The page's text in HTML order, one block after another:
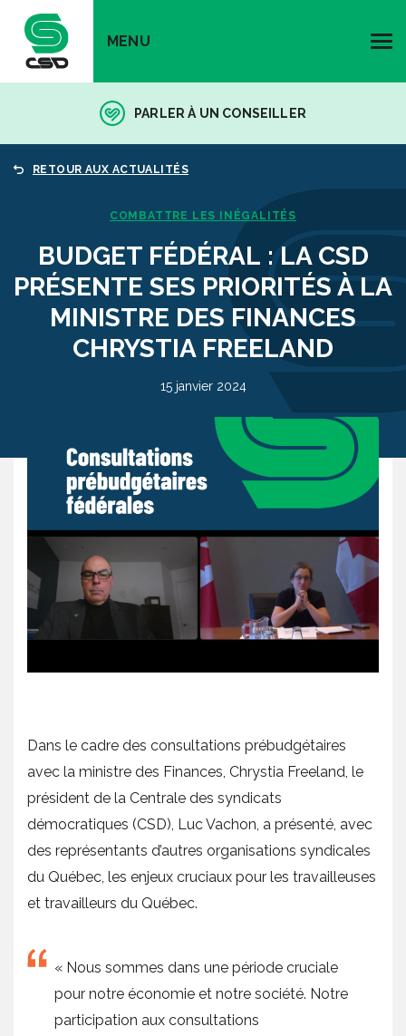
MENU
PARLER À UN CONSEILLER
RETOUR AUX ACTUALITÉS
COMBATTRE LES INÉGALITÉS
BUDGET FÉDÉRAL : LA CSD
PRÉSENTE SES PRIORITÉS À LA
MINISTRE DES FINANCES
CHRYSTIA FREELAND
15 janvier 2024
Dans le cadre des consultations prébudgétaires
avec la ministre des Finances, Chrystia Freeland, le
président de la Centrale des syndicats
démocratiques (CSD), Luc Vachon, a présenté, avec
des représentants d’autres organisations syndicales
du Québec, les enjeux cruciaux pour les travailleuses
et travailleurs du Québec.
« Nous sommes dans une période cruciale
pour notre économie et notre société. Notre
participation aux consultations